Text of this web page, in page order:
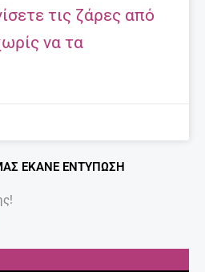
τις ζάρες από
να τα
ΈΚΑΝΕ ΕΝΤΎΠΩΣΗ